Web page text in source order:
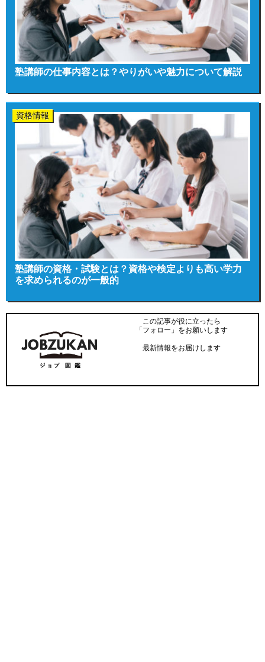
塾講師の仕事内容とは？やりがいや魅力について解説
資格情報
塾講師の資格・試験とは？資格や検定よりも高い学力
を求められるのが一般的
この記事が役に立ったら
「フォロー」をお願いします
最新情報をお届けします